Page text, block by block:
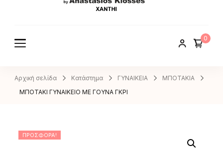
KIOSSES
0
Αρχική σελίδα Κατάστημα ΓΥΝΑΙΚΕΙΑ
ΜΠΟΤΑΚΙΑ
ΜΠΟΤΑΚΙ ΓΥΝΑΙΚΕΙΟ ΜΕ ΓΟΥΝΑ ΓΚΡΙ
ΠΡΟΣΦΟΡΆ!